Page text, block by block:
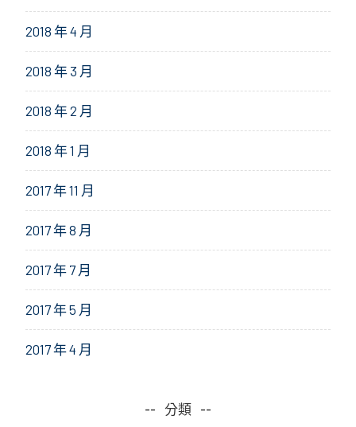
2018 年 4 月
2018 年 3 月
2018 年 2 月
2018 年 1 月
2017 年 11 月
2017 年 8 月
2017 年 7 月
2017 年 5 月
2017 年 4 月
分類